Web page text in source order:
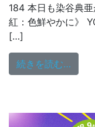
184 本日も染谷典
紅：色鮮やかに》
[…]
続きを読む…